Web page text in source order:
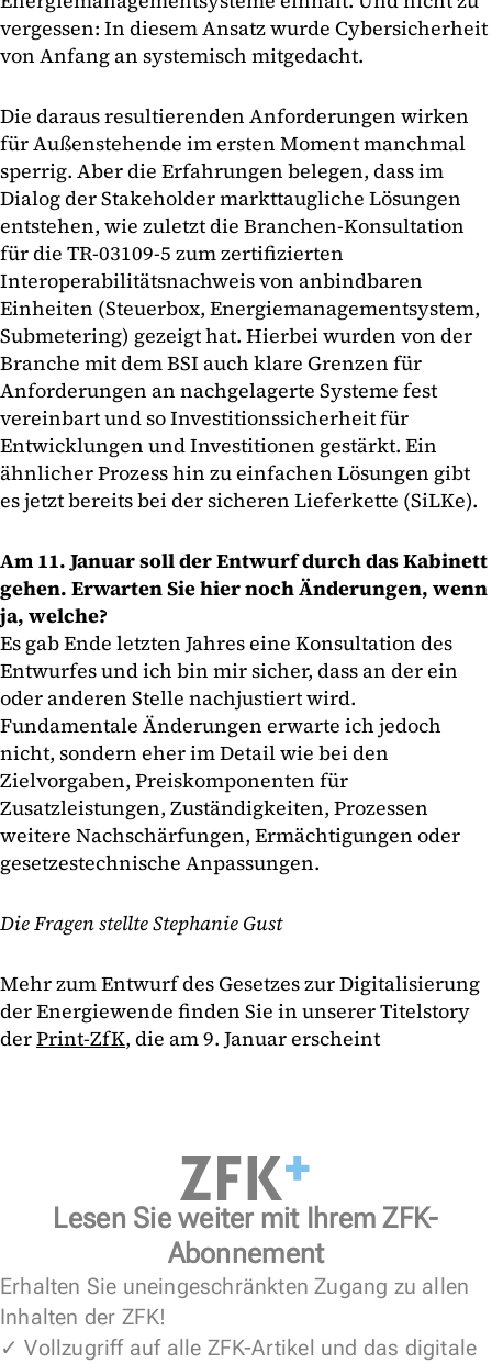
vergessen: In diesem Ansatz wurde Cybersicherheit
von Anfang an systemisch mitgedacht.
Die daraus resultierenden Anforderungen wirken
für Außenstehende im ersten Moment manchmal
sperrig. Aber die Erfahrungen belegen, dass im
Dialog der Stakeholder markttaugliche Lösungen
entstehen, wie zuletzt die Branchen-Konsultation
für die TR-03109-5 zum zertifizierten
Interoperabilitätsnachweis von anbindbaren
Einheiten (Steuerbox, Energiemanagementsystem,
Submetering) gezeigt hat. Hierbei wurden von der
Branche mit dem BSI auch klare Grenzen für
Anforderungen an nachgelagerte Systeme fest
vereinbart und so Investitionssicherheit für
Entwicklungen und Investitionen gestärkt. Ein
ähnlicher Prozess hin zu einfachen Lösungen gibt
es jetzt bereits bei der sicheren Lieferkette (SiLKe).
Am 11. Januar soll der Entwurf durch das Kabinett
gehen. Erwarten Sie hier noch Änderungen, wenn
ja, welche?
Es gab Ende letzten Jahres eine Konsultation des
Entwurfes und ich bin mir sicher, dass an der ein
oder anderen Stelle nachjustiert wird.
Fundamentale Änderungen erwarte ich jedoch
nicht, sondern eher im Detail wie bei den
Zielvorgaben, Preiskomponenten für
Zusatzleistungen, Zuständigkeiten, Prozessen
weitere Nachschärfungen, Ermächtigungen oder
gesetzestechnische Anpassungen.
Die Fragen stellte Stephanie Gust
Mehr zum Entwurf des Gesetzes zur Digitalisierung
der Energiewende finden Sie in unserer Titelstory
derPrint-ZfK, die am 9. Januar erscheint
Lesen Sie weiter mit Ihrem ZFK-
Abonnement
Erhalten Sie uneingeschränkten Zugang zu allen
Inhalten der ZFK!
✓ Vollzugriff auf alle ZFK-Artikel und das digitale